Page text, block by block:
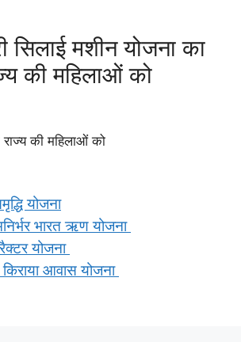
सिलाई मशीन योजना का
की महिलाओं को
की महिलाओं को
योजना
भारत ऋण योजना
योजना
आवास योजना